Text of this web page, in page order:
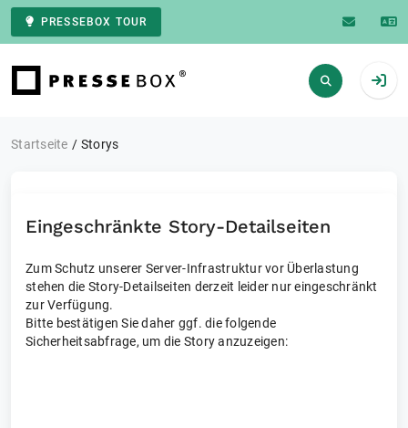
PRESSEBOX TOUR
Zur Startseite
Startseite Storys
Eingeschränkte Story-Detailseiten
Zum Schutz unserer Server-Infrastruktur vor Überlastung
stehen die Story-Detailseiten derzeit leider nur eingeschränkt
zur Verfügung.
Bitte bestätigen Sie daher ggf. die folgende
Sicherheitsabfrage, um die Story anzuzeigen: